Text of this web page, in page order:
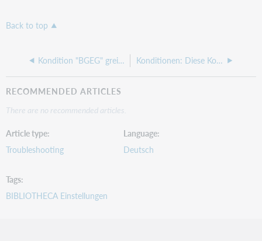
Back to top
Kondition "BGEG" greift nicht Konditionen: Diese Kombination ... wird bereits durch die Standardkonditionen abgedeckt!
RECOMMENDED ARTICLES
There are no recommended articles.
Article type
Troubleshooting
Language
Deutsch
Tags
BIBLIOTHECA Einstellungen